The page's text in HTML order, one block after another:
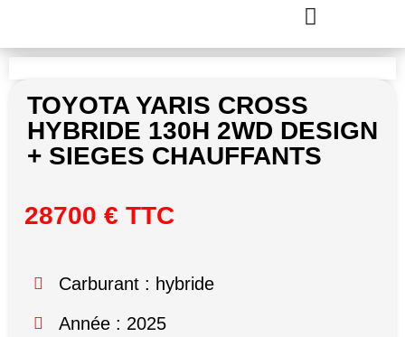
TOYOTA YARIS CROSS
HYBRIDE 130H 2WD DESIGN
+ SIEGES CHAUFFANTS
28700 € TTC
Carburant : hybride
Année : 2025